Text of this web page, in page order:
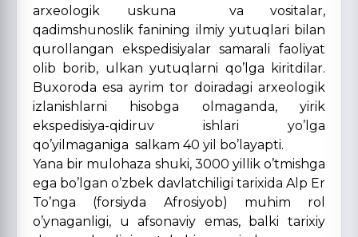
arxeologik uskuna va vositalar,
qadimshunoslik fanining ilmiy yutuqlari bilan
qurollangan ekspedisiyalar samarali faoliyat
olib borib, ulkan yutuqlarni qo’lga kiritdilar.
Buxoroda esa ayrim tor doiradagi arxeologik
izlanishlarni hisobga olmaganda, yirik
ekspedisiya-qidiruv ishlari yo’lga
qo’yilmaganiga salkam 40 yil bo’layapti.
Yana bir mulohaza shuki, 3000 yillik o’tmishga
ega bo’lgan o’zbek davlatchiligi tarixida Alp Er
To’nga (forsiyda Afrosiyob) muhim rol
o’ynaganligi, u afsonaviy emas, balki tarixiy